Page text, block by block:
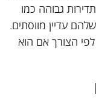
גבוהה כמו
עדיין מווסתים.
2-3 חודשים, או לפי הצורך אם הוא